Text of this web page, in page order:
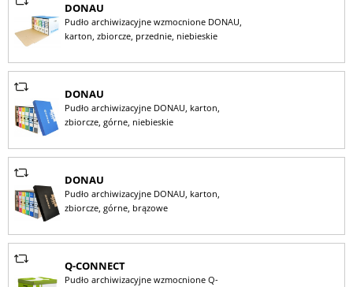
DONAU
Pudło archiwizacyjne wzmocnione DONAU,
karton, zbiorcze, przednie, niebieskie
DONAU
Pudło archiwizacyjne DONAU, karton,
zbiorcze, górne, niebieskie
DONAU
Pudło archiwizacyjne DONAU, karton,
zbiorcze, górne, brązowe
Q-CONNECT
Pudło archiwizacyjne wzmocnione Q-